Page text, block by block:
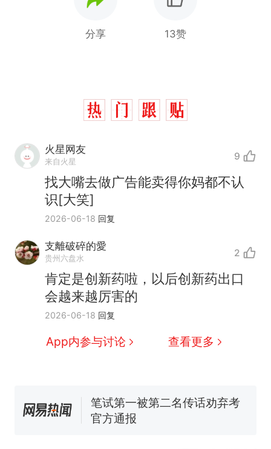
分享 13赞
火星网友
来自火星 9
找大嘴去做广告能卖得你妈都不认
识[大笑]
2026-06-18 回复
支離破碎的愛
贵州六盘水 2
肯定是创新药啦，以后创新药出口
会越来越厉害的
2026-06-18 回复
App内参与讨论 查看更多
热 制裁瓜子饺子，美国怕什
新
那个在床头放菜刀的女孩，
人生
费大厨“全国小炒肉大王”称
号，仅凭视频评出？中国烹饪
协会回应
男子上山采菌偶然发现鸡枞菌
窝，原地守1天等它长大：挖了
140多朵
美国渔民钓获鲨鱼徒手将其拽
官方通报
热 制裁瓜子饺子，美国怕什